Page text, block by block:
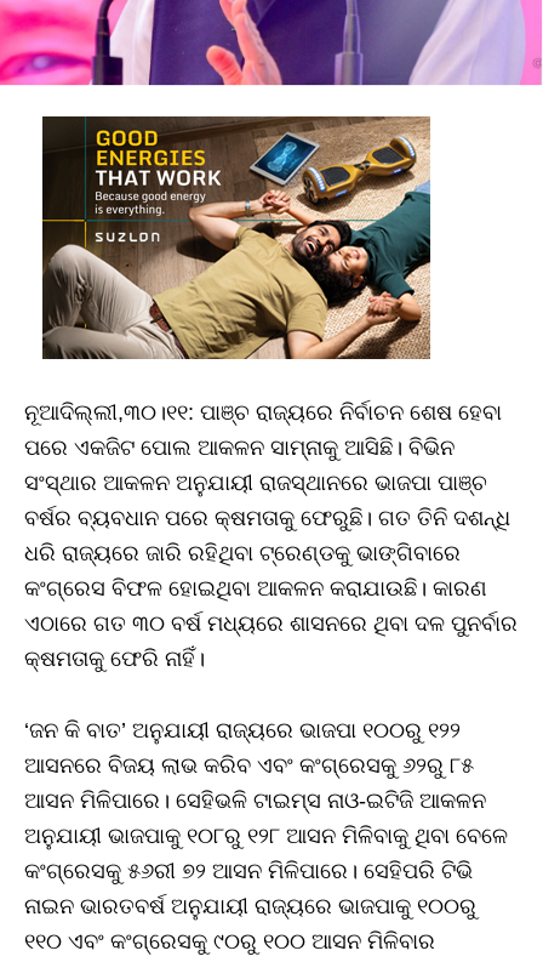
ନୂଆଦିଲ୍ଲୀ,୩୦।୧୧: ପାଞ୍ଚ ରାଜ୍ୟରେ ନିର୍ବାଚନ ଶେଷ ହେବା
ପରେ ଏକଜିଟ ପୋଲ ଆକଳନ ସାମ୍ନାକୁ ଆସିଛି। ବିଭିନ
ସଂସ୍ଥାର ଆକଳନ ଅନୁଯାୟୀ ରାଜସ୍ଥାନରେ ଭାଜପା ପାଞ୍ଚ
ବର୍ଷର ବ୍ୟବଧାନ ପରେ କ୍ଷମତାକୁ ଫେରୁଛି। ଗତ ତିନି ଦଶନ୍ଧି
ଧରି ରାଜ୍ୟରେ ଜାରି ରହିଥିବା ଟ୍ରେଣ୍ଡକୁ ଭାଙ୍ଗିବାରେ
କଂଗ୍ରେସ ବିଫଳ ହୋଇଥିବା ଆକଳନ କରାଯାଉଛି। କାରଣ
ଏଠାରେ ଗତ ୩୦ ବର୍ଷ ମଧ୍ୟରେ ଶାସନରେ ଥିବା ଦଳ ପୁନର୍ବାର
କ୍ଷମତାକୁ ଫେରି ନାହିଁ।
‘ଜନ କି ବାତ’ ଅନୁଯାୟୀ ରାଜ୍ୟରେ ଭାଜପା ୧୦୦ରୁ ୧୨୨
ଆସନରେ ବିଜୟ ଲାଭ କରିବ ଏବଂ କଂଗ୍ରେସକୁ ୬୨ରୁ ୮୫
ଆସନ ମିଳିପାରେ। ସେହିଭଳି ଟାଇମ୍ସ ନାଓ-ଇଟିଜି ଆକଳନ
ଅନୁଯାୟୀ ଭାଜପାକୁ ୧୦୮ରୁ ୧୨୮ ଆସନ ମିଳିବାକୁ ଥିବା ବେଳେ
କଂଗ୍ରେସକୁ ୫୬ରୀ ୭୨ ଆସନ ମିଳିପାରେ। ସେହିପରି ଟିଭି
ନାଇନ ଭାରତବର୍ଷ ଅନୁଯାୟୀ ରାଜ୍ୟରେ ଭାଜପାକୁ ୧୦୦ରୁ
୧୧୦ ଏବଂ କଂଗ୍ରେସକୁ ୯୦ରୁ ୧୦୦ ଆସନ ମିଳିବାର